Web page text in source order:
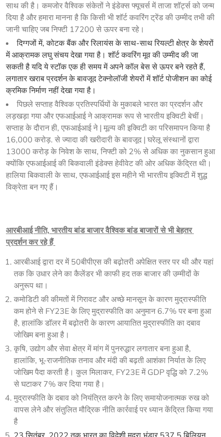
साथ की है। कमजोर वैश्विक संकेतों ने इंडेक्स फ्यूचर्स में ताजा शॉर्ट्स को जन्म
दिया है और हमारा मानना ​​है कि किसी भी शॉर्ट कवरिंग ट्रेंड की उम्मीद तभी की
जानी चाहिए जब निफ्टी 17200 से ऊपर बना रहे।
दिग्गजों में, कोटक बैंक और रिलायंस के साथ-साथ रियल्टी क्षेत्र के शेयरों
में आक्रामक लघु संचय देखा गया है। शॉर्ट कवरिंग मूव की उम्मीद की जा
सकती है यदि ये स्टॉक एक ही समय में अपने कॉल बेस से ऊपर बने रहते हैं,
लगातार खराब प्रदर्शन के बावजूद टेक्नोलॉजी शेयरों में शॉर्ट पोजीशन का कोई
क्रमिक निर्माण नहीं देखा गया है।
पिछले सप्ताह वैश्विक प्रतिस्पर्धियों के मुकाबले भारत का प्रदर्शन और
लड़खड़ा गया और एफआईआई ने आक्रामक रूप से भारतीय इक्विटी बेचीं।
सप्ताह के दौरान ही, एफआईआई ने | मूल्य की इक्विटी का परिसमापन किया है
16,000 करोड़. से ज्यादा की खरीदारी के बावजूद | घरेलू संस्थानों द्वारा
13000 करोड़ के निवेश के साथ, निफ्टी को 2% से अधिक का नुकसान हुआ
क्योंकि एफआईआई की बिकवाली इंडेक्स हेवीवेट की ओर अधिक केंद्रित थी।
हालिया बिकवाली के साथ, एफआईआई इस महीने भी भारतीय इक्विटी में शुद्ध
विक्रेता बन गए हैं।
आरबीआई नीति, भारतीय बांड बाजार वैश्विक बांड बाजारों से भी बेहतर
प्रदर्शन कर रहे हैं
आरबीआई द्वारा दर में 50बीपीएस की बढ़ोतरी अपेक्षित स्तर पर थी और यहां
तक ​​कि उधार लेने का कैलेंडर भी काफी हद तक बाजार की उम्मीदों के
अनुरूप था।
कमोडिटी की कीमतों में गिरावट और अच्छे मानसून के कारण मुद्रास्फीति
कम होने से FY23E के लिए मुद्रास्फीति का अनुमान 6.7% पर बना हुआ
है, हालांकि डॉलर में बढ़ोतरी के कारण आयातित मुद्रास्फीति का दबाव
जोखिम बना हुआ है।
कृषि, उद्योग और सेवा क्षेत्र में मांग में पुनरुद्धार लगातार बना हुआ है,
हालांकि, भू-राजनीतिक तनाव और मंदी की बढ़ती आशंका निर्यात के लिए
जोखिम पैदा करती है। कुल मिलाकर, FY23E में GDP वृद्धि को 7.2%
से घटाकर 7% कर दिया गया है।
मुद्रास्फीति के दबाव को नियंत्रित करने के लिए समायोजनात्मक रुख को
वापस लेने और संतुलित मौद्रिक नीति कार्रवाई पर ध्यान केंद्रित किया गया
है